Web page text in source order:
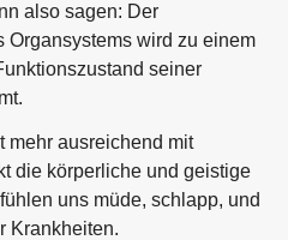
also sagen: Der
Organsystems wird zu einem
seiner
mehr ausreichend mit
die körperliche und geistige
uns müde, schlapp, und
Krankheiten.